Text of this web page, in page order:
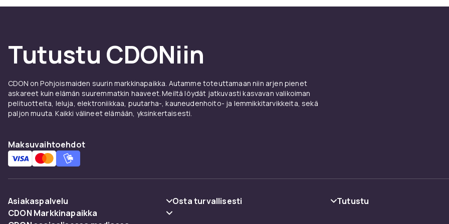
Tutustu CDONiin
CDON on Pohjoismaiden suurin markkinapaikka. Autamme toteuttamaan niin arjen pienet
askareet kuin elämän suuremmatkin haaveet. Meiltä löydät jatkuvasti kasvavan valikoiman
pelituotteita, leluja, elektroniikkaa, puutarha-, kauneudenhoito- ja lemmikkitarvikkeita, sekä
paljon muuta. Kaikki välineet elämään, yksinkertaisesti.
Maksuvaihtoehdot
Asiakaspalvelu
Usein kysyttyä (UKK)
Osta turvallisesti
Tutustu
CDON Markkinapaikka